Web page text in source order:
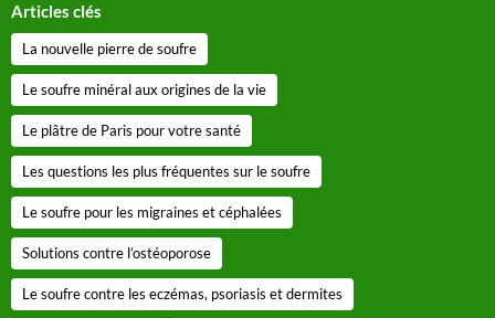
Articles clés
La nouvelle pierre de soufre
Le soufre minéral aux origines de la vie
Le plâtre de Paris pour votre santé
Les questions les plus fréquentes sur le soufre
Le soufre pour les migraines et céphalées
Solutions contre l’ostéoporose
Le soufre contre les eczémas, psoriasis et dermites